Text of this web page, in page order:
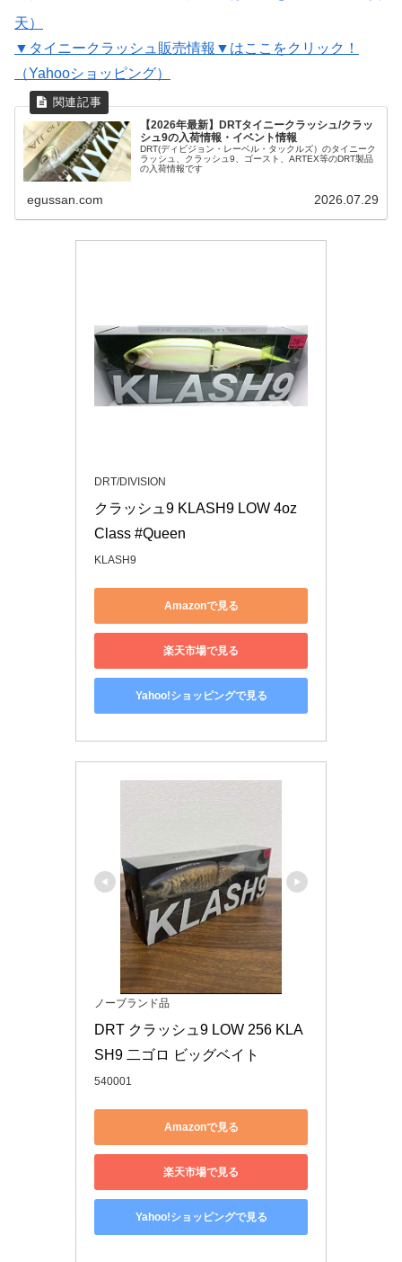
天）
▼タイニークラッシュ販売情報▼はここをクリック！
（Yahooショッピング）
【2026年最新】DRTタイニークラッシュ/クラッ
シュ9の入荷情報・イベント情報
DRT(ディビジョン・レーベル・タックルズ）のタイニーク
ラッシュ、クラッシュ9、ゴースト、ARTEX等のDRT製品
の入荷情報です
egussan.com 2026.07.29
DRT/DIVISION
クラッシュ9 KLASH9 LOW 4oz
Class #Queen
KLASH9
Amazonで見る
楽天市場で見る
Yahoo!ショッピングで見る
ノーブランド品
DRT クラッシュ9 LOW 256 KLA
SH9 二ゴロ ビッグベイト
540001
Amazonで見る
楽天市場で見る
Yahoo!ショッピングで見る